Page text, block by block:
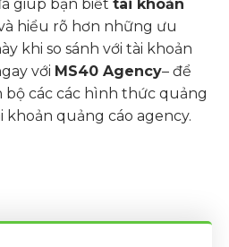
giúp bạn biếttài khoản
hiểu rõ hơn những ưu
khi so sánh với tài khoản
với MS40 Agency– để
bộ các các hình thức quảng
khoản quảng cáo agency.